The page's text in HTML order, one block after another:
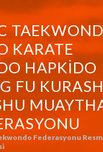
KARATE
HAPKIDO
FU KURASH
Federasyonu